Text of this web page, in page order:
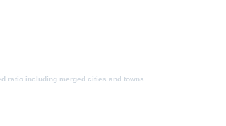
ratio including merged cities and towns